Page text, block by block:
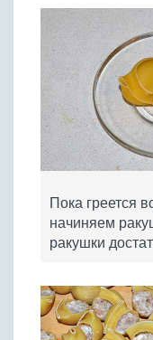
Пока греется
начиняем
ракушки